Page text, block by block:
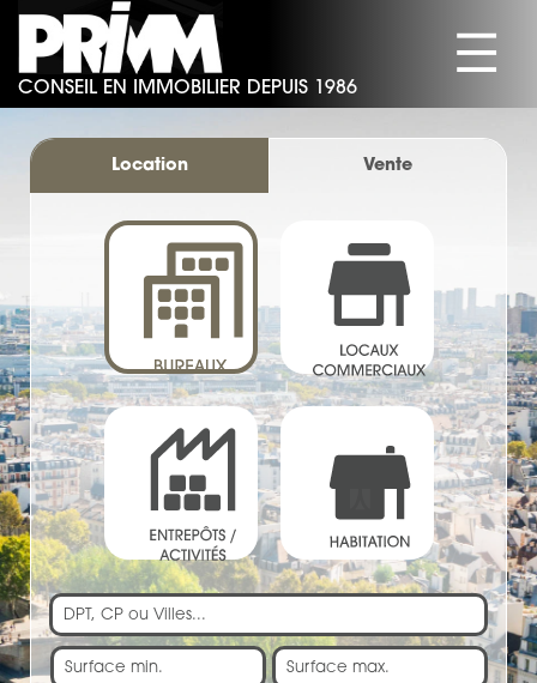
CONSEIL EN IMMOBILIER DEPUIS 1986
SOCIÉTÉ
COMMERCES
ACTIVITÉS/ENTREPÔTS
HABITATION
ACTUALITÉS
CONTACT
☰
Location Vente